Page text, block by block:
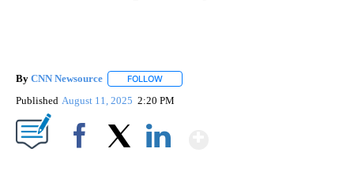
By CNN Newsource FOLLOW
Published August 11, 2025 2:20 PM